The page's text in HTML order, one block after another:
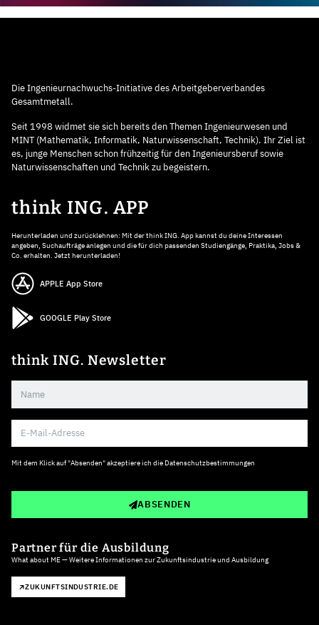
Die Ingenieurnachwuchs-Initiative des Arbeitgeberverbandes
Gesamtmetall.
Seit 1998 widmet sie sich bereits den Themen Ingenieurwesen und
MINT (Mathematik, Informatik, Naturwissenschaft, Technik). Ihr Ziel ist
es, junge Menschen schon frühzeitig für den Ingenieursberuf sowie
Naturwissenschaften und Technik zu begeistern.
think ING. APP
Herunterladen und zurücklehnen: Mit der think ING. App kannst du deine Interessen
angeben, Suchaufträge anlegen und die für dich passenden Studiengänge, Praktika, Jobs &
Co. erhalten. Jetzt herunterladen!
APPLE App Store
GOOGLE Play Store
think ING. Newsletter
Mit dem Klick auf "Absenden" akzeptiere ich die Datenschutzbestimmungen
ABSENDEN
Partner für die Ausbildung
What about ME — Weitere Informationen zur Zukunftsindustrie und Ausbildung
ZUKUNFTSINDUSTRIE.DE